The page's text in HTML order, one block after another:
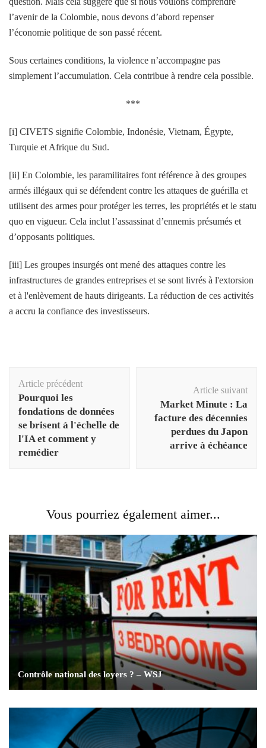
l’avenir de la Colombie, nous devons d’abord repenser
l’économie politique de son passé récent.
Sous certaines conditions, la violence n’accompagne pas
simplement l’accumulation. Cela contribue à rendre cela possible.
***
[i] CIVETS signifie Colombie, Indonésie, Vietnam, Égypte,
Turquie et Afrique du Sud.
[ii] En Colombie, les paramilitaires font référence à des groupes
armés illégaux qui se défendent contre les attaques de guérilla et
utilisent des armes pour protéger les terres, les propriétés et le statu
quo en vigueur. Cela inclut l’assassinat d’ennemis présumés et
d’opposants politiques.
[iii] Les groupes insurgés ont mené des attaques contre les
infrastructures de grandes entreprises et se sont livrés à l'extorsion
et à l'enlèvement de hauts dirigeants. La réduction de ces activités
a accru la confiance des investisseurs.
d'article
Article précédent
Pourquoi les
fondations de données
se brisent à l'échelle de
l'IA et comment y
remédier
Article suivant
Market Minute : La
facture des décennies
perdues du Japon
arrive à échéance
Vous pourriez également aimer...
Contrôle national des loyers ? – WSJ